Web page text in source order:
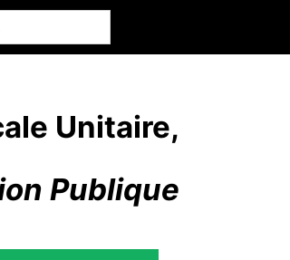
Unitaire,
Publique